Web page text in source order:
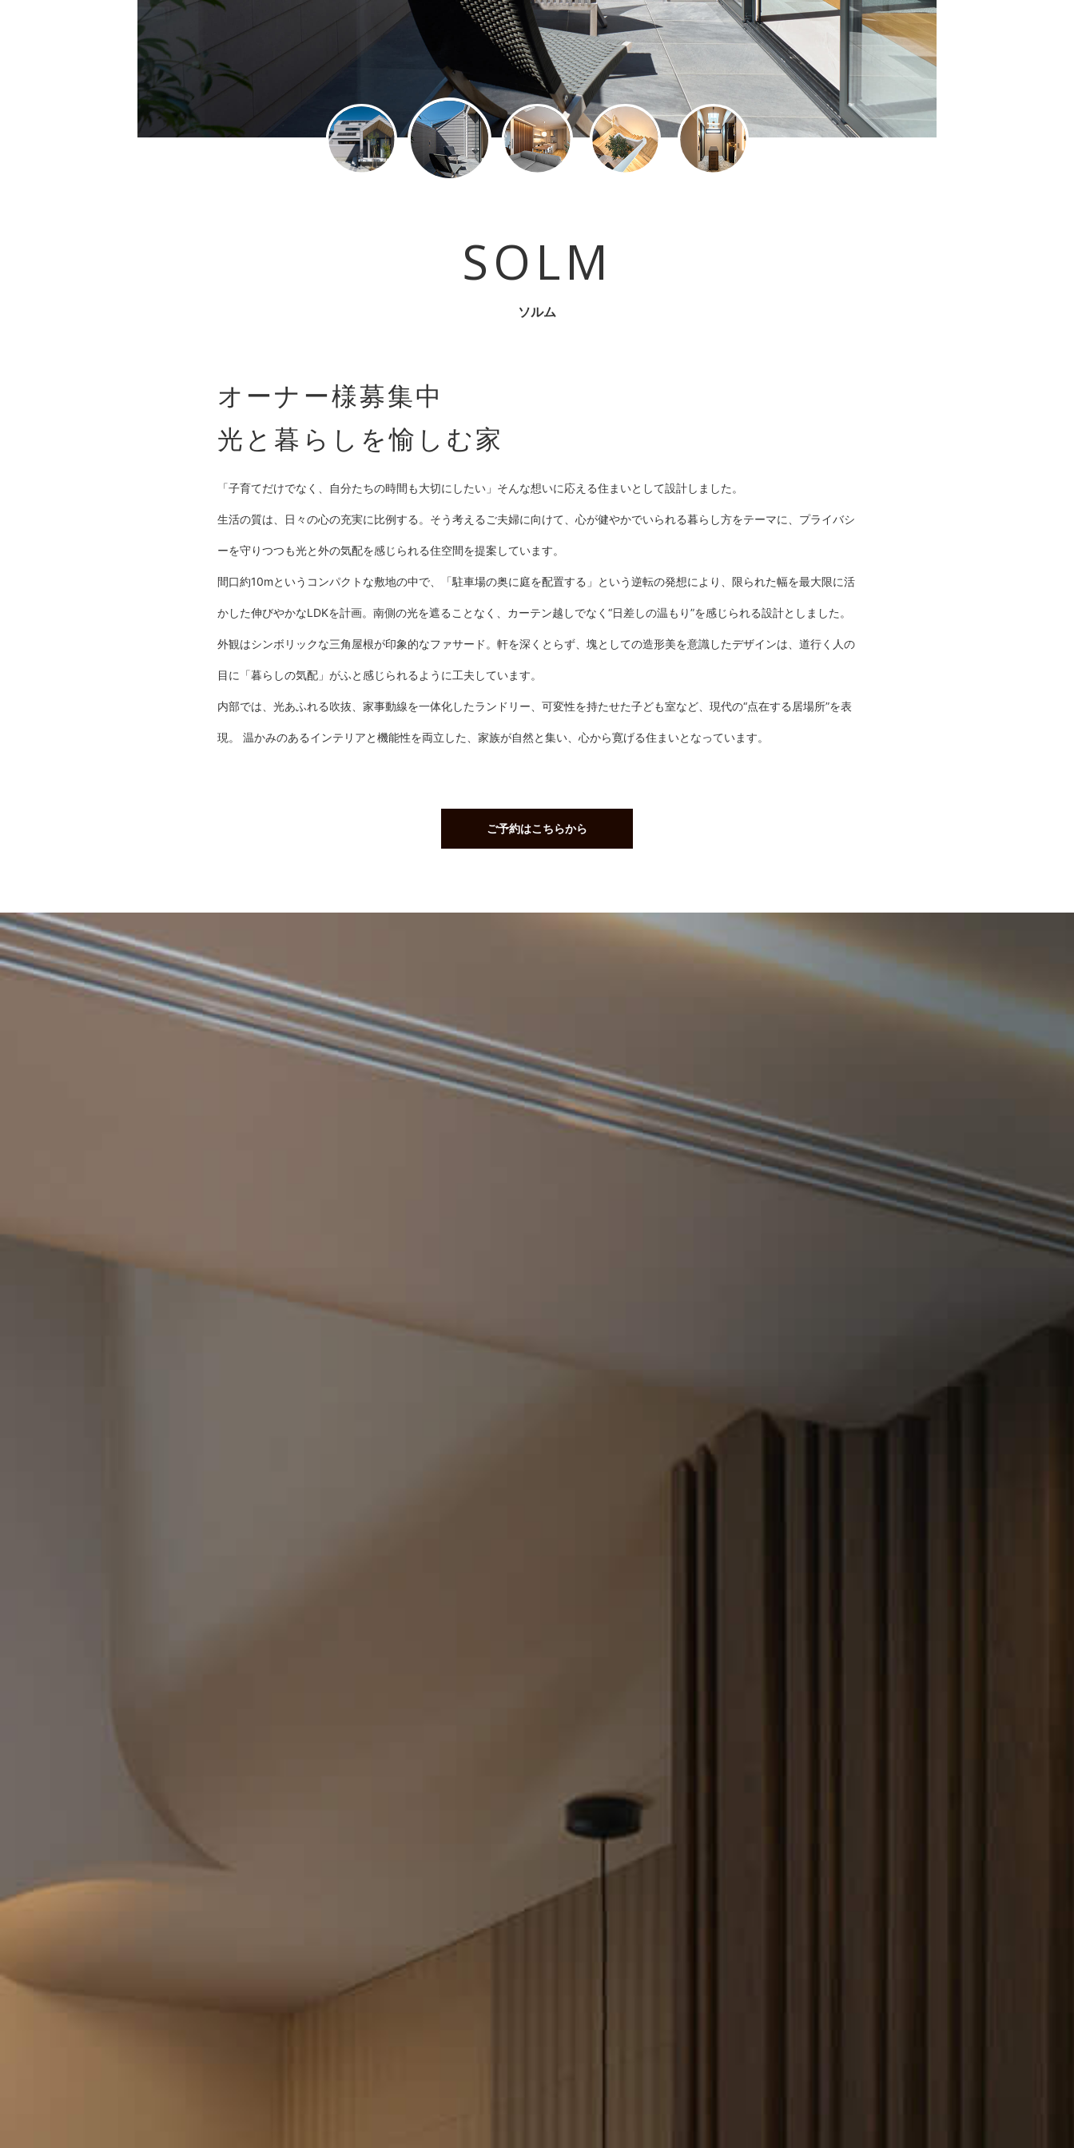
SOLM
ソルム
オーナー様募集中
光と暮らしを愉しむ家
「子育てだけでなく、自分たちの時間も大切にしたい」そんな想いに応える住まいとして設計しました。
生活の質は、日々の心の充実に比例する。そう考えるご夫婦に向けて、心が健やかでいられる暮らし方をテーマに、プライバシ
ーを守りつつも光と外の気配を感じられる住空間を提案しています。
間口約10mというコンパクトな敷地の中で、「駐車場の奥に庭を配置する」という逆転の発想により、限られた幅を最大限に活
かした伸びやかなLDKを計画。南側の光を遮ることなく、カーテン越しでなく“日差しの温もり”を感じられる設計としました。
外観はシンボリックな三角屋根が印象的なファサード。軒を深くとらず、塊としての造形美を意識したデザインは、道行く人の
目に「暮らしの気配」がふと感じられるように工夫しています。
内部では、光あふれる吹抜、家事動線を一体化したランドリー、可変性を持たせた子ども室など、現代の“点在する居場所”を表
現。 温かみのあるインテリアと機能性を両立した、家族が自然と集い、心から寛げる住まいとなっています。
ご予約はこちらから